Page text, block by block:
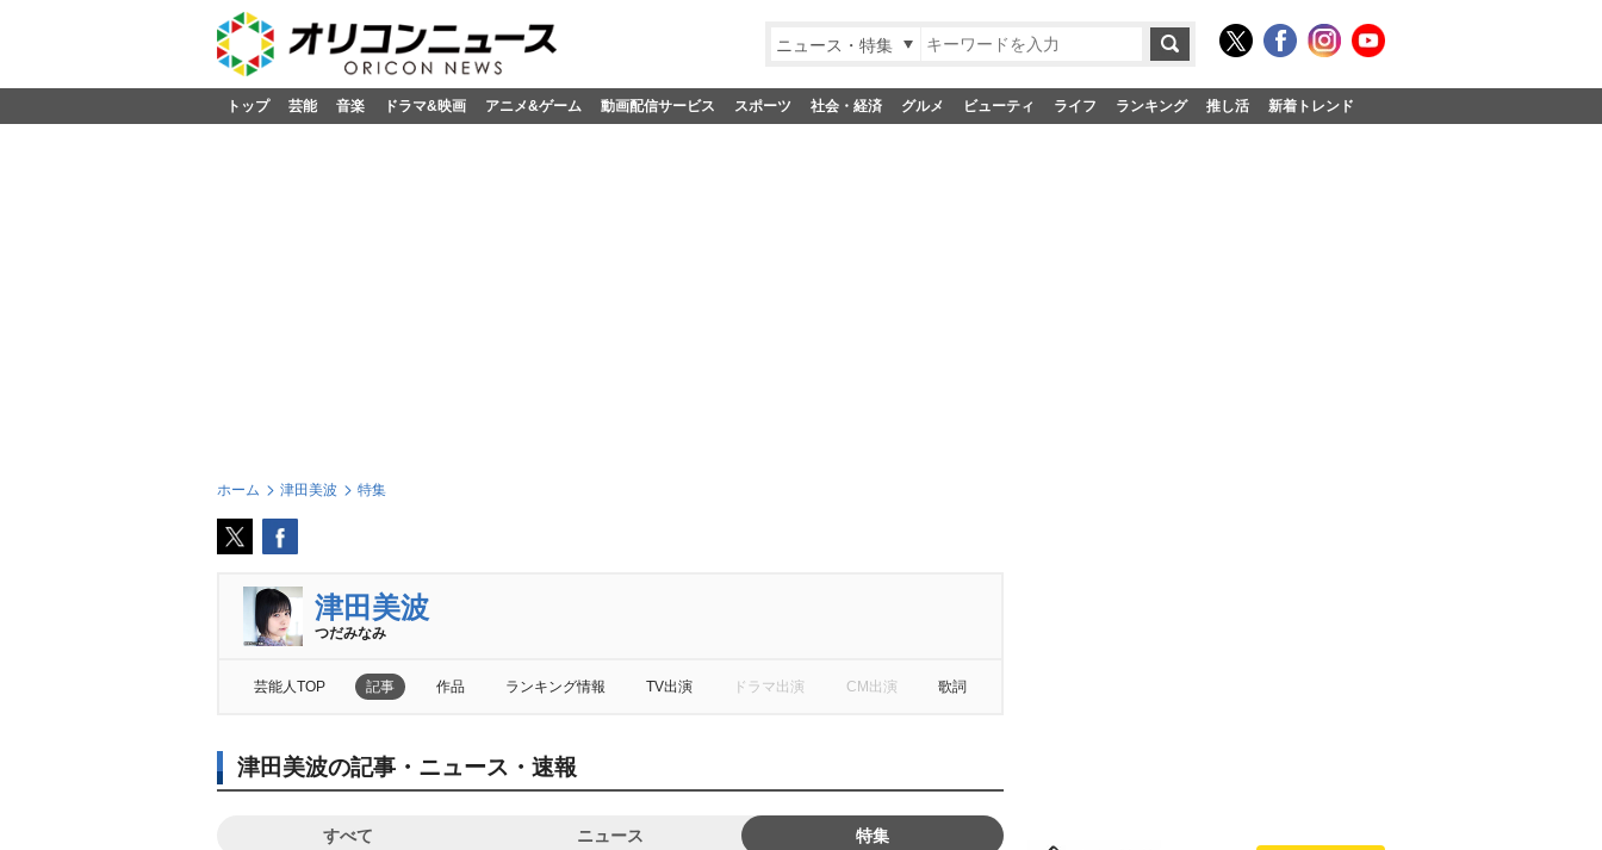
ニュース・特集
トップ 芸能 音楽 ドラマ&映画 アニメ&ゲーム 動画配信サービス スポーツ 社会・経済 グルメ ビューティ ライフ ランキング 推し活 新着トレンド
ホーム 津田美波 特集
津田美波
つだみなみ
芸能人TOP 記事 作品 ランキング情報 TV出演 ドラマ出演 CM出演 歌詞
津田美波の記事・ニュース・速報
すべて ニュース 特集